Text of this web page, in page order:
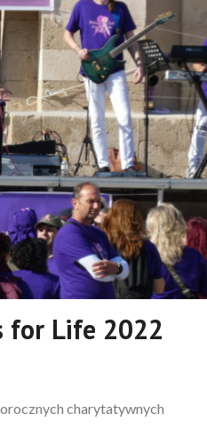
for Life 2022
charytatywnych